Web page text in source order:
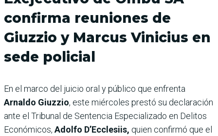
confirma reuniones de
Giuzzio y Marcus Vinicius en
sede policial
En el marco del juicio oral y público que enfrenta
Arnaldo Giuzzio, este miércoles prestó su declaración
ante el Tribunal de Sentencia Especializado en Delitos
Económicos, Adolfo D’Ecclesiis, quien confirmó que el